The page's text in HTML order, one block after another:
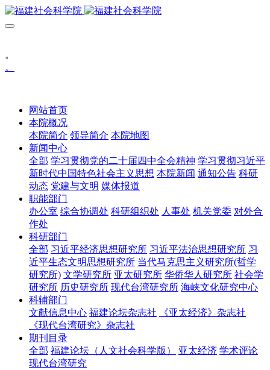
。
。
网站首页
本院概况
本院简介 领导简介 本院地图
新闻中心
全部 学习贯彻党的二十届四中全会精神 学习贯彻习近平
新时代中国特色社会主义思想 本院新闻 通知公告 科研
动态 党建与文明 媒体报道
职能部门
办公室 综合协调处 科研组织处 人事处 机关党委 对外合
作处
科研部门
全部 习近平经济思想研究所 习近平法治思想研究所 习
近平生态文明思想研究所 当代马克思主义研究所(哲学
研究所) 文学研究所 亚太研究所 华侨华人研究所 社会学
研究所 历史研究所 现代台湾研究所 海峡文化研究中心
科辅部门
文献信息中心 福建论坛杂志社
《亚太经济》杂志社
《现代台湾研究》杂志社
期刊目录
全部 福建论坛（人文社会科学版） 亚太经济 学术评论
现代台湾研究